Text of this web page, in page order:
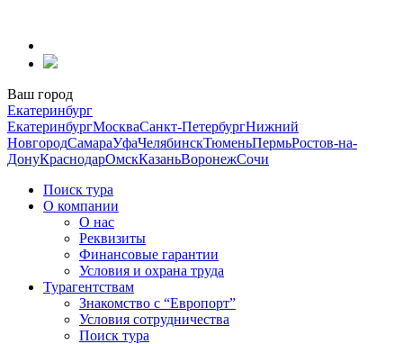
содержанию
Ваш город
Екатеринбург
ЕкатеринбургМоскваСанкт-ПетербургНижний
НовгородСамараУфаЧелябинскТюменьПермьРостов-на-
ДонуКраснодарОмскКазаньВоронежСочи
Поиск тура
О компании
О нас
Реквизиты
Финансовые гарантии
Условия и охрана труда
Турагентствам
Знакомство с “Европорт”
Условия сотрудничества
Поиск тура